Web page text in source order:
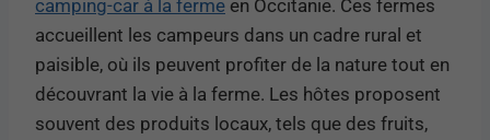
camping-car à la ferme en Occitanie. Ces fermes
accueillent les campeurs dans un cadre rural et
paisible, où ils peuvent profiter de la nature tout en
découvrant la vie à la ferme. Les hôtes proposent
souvent des produits locaux, tels que des fruits,